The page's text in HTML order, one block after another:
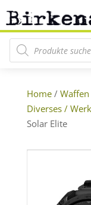
Products search
Home/ Waffen
Diverses /
Solar Elite